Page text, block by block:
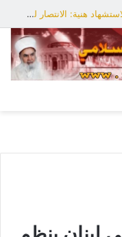
حرس الثورة في الذكرى السنوية الثانية لاستشهاد هنية: الانتصار لفلسطين أقرب